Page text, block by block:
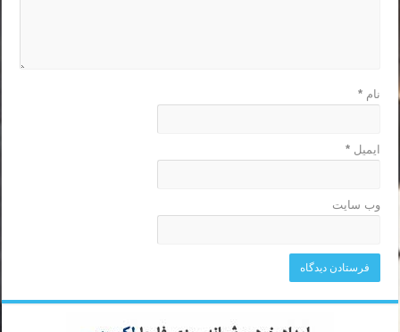
نام*
ایمیل*
وب‌ سایت